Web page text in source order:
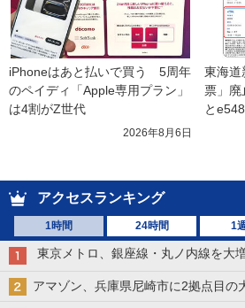
iPhoneはあと払いで買う　5周年
のペイディ「Apple専用プラン」
は4割がZ世代
2026年8月6日
東海道
票」廃
と
アクセスランキング
1時間 24時間 1
東京メトロ、銀座線・丸ノ内線を
アマゾン、兵庫県尼崎市に2拠点目